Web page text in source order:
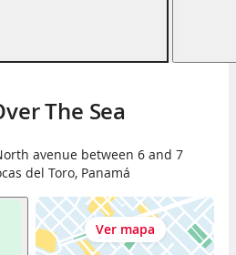
The Sea
avenue between 6 and 7
del Toro, Panamá
Ver mapa